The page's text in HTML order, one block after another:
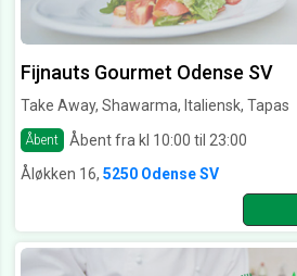
Fijnauts Gourmet Odense SV
Take Away, Shawarma, Italiensk, Tapas
Åbent
Åbent fra kl 10:00 til 23:00
Åløkken 16, 5250 Odense SV